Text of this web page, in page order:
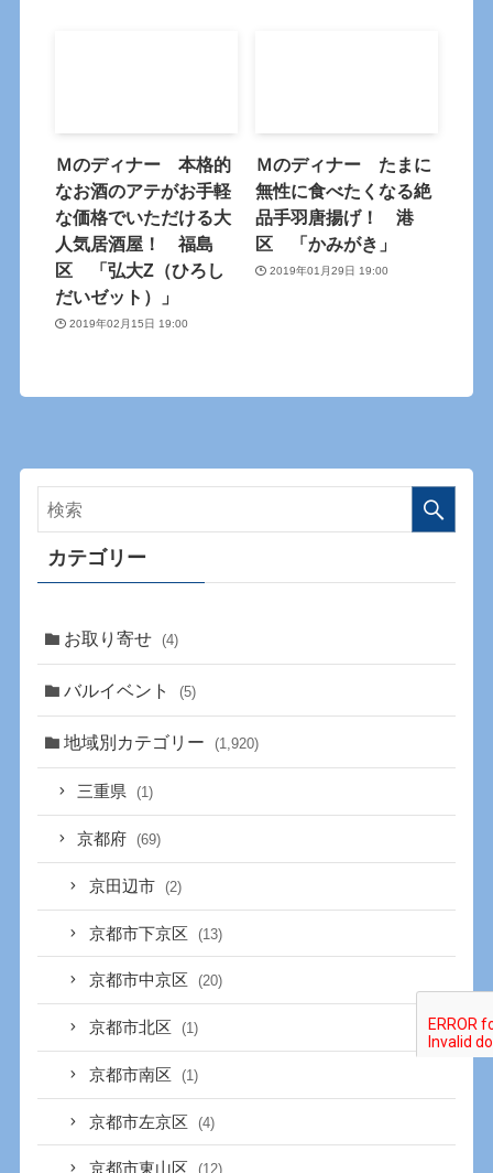
Ｍのディナー 本格的
なお酒のアテがお手軽
な価格でいただける大
人気居酒屋！ 福島
区 「弘大Z（ひろし
だいゼット）」
2019年02月15日 19:00
Ｍのディナー たまに
無性に食べたくなる絶
品手羽唐揚げ！ 港
区 「かみがき」
2019年01月29日 19:00
カテゴリー
お取り寄せ (4)
バルイベント (5)
地域別カテゴリー (1,920)
三重県 (1)
京都府 (69)
京田辺市 (2)
京都市下京区 (13)
京都市中京区 (20)
京都市北区 (1)
京都市南区 (1)
京都市左京区 (4)
京都市東山区 (12)